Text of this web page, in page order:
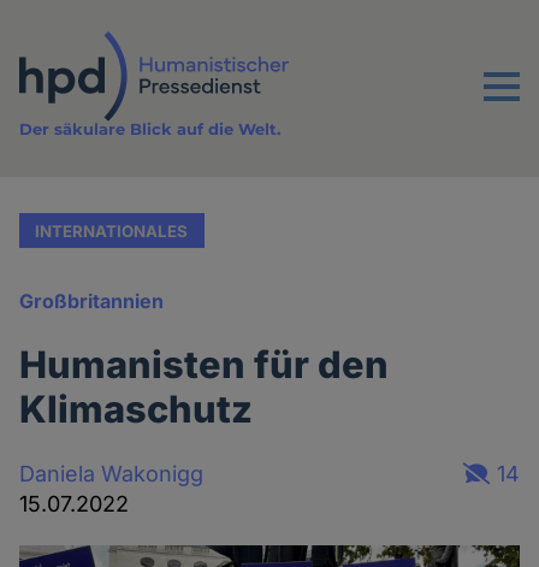
Inhalt
Menu
Der säkulare Blick auf die Welt.
INTERNATIONALES
Großbritannien
Humanisten für den
Klimaschutz
Daniela Wakonigg
15.07.2022
14